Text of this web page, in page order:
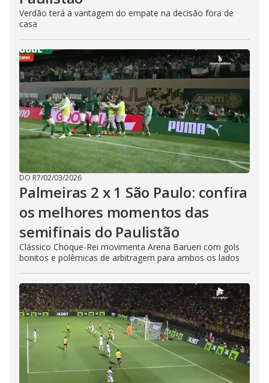
Verdão terá a vantagem do empate na decisão fora de
casa
DO R7/02/03/2026
Palmeiras 2 x 1 São Paulo: confira
os melhores momentos das
semifinais do Paulistão
Clássico Choque-Rei movimenta Arena Barueri com gols
bonitos e polêmicas de arbitragem para ambos os lados